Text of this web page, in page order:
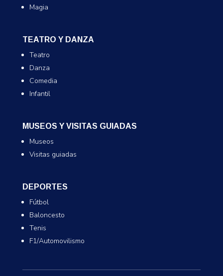
Magia
TEATRO Y DANZA
Teatro
Danza
Comedia
Infantil
MUSEOS Y VISITAS GUIADAS
Museos
Visitas guiadas
DEPORTES
Fútbol
Baloncesto
Tenis
F1/Automovilismo